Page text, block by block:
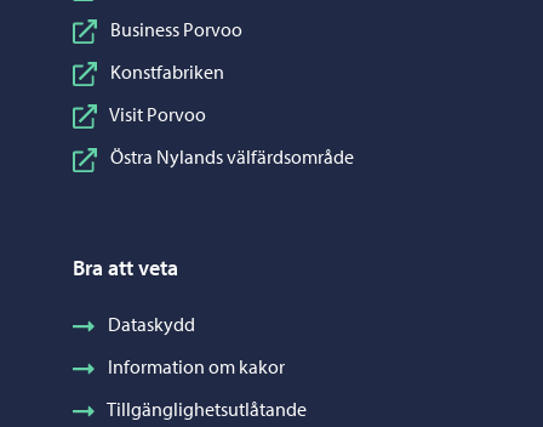
Business Porvoo
Konstfabriken
Visit Porvoo
Östra Nylands välfärdsområde
Bra att veta
Dataskydd
Information om kakor
Tillgänglighetsutlåtande